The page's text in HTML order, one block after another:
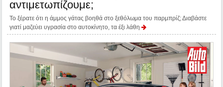
αντιμετωπίζουμε;
Το ξέρατε ότι η άμμος γάτας βοηθά στο ξεθόλωμα του παρμπρίζ; Διαβάστε
γιατί μαζεύει υγρασία στο αυτοκίνητο, τα έξι λάθη